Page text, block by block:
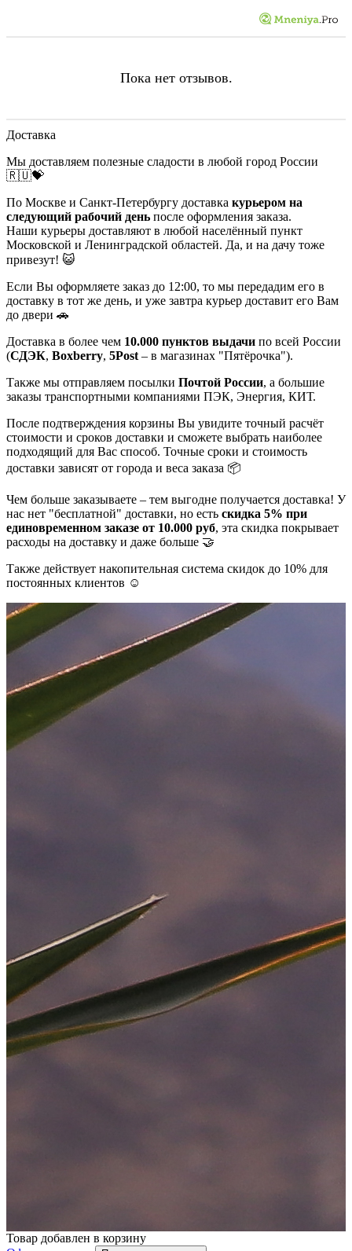
Пока нет отзывов.
Доставка
Мы доставляем полезные сладости в любой город России
🇷🇺💝
По Москве и Санкт-Петербургу доставка курьером на
следующий рабочий день после оформления заказа.
Наши курьеры доставляют в любой населённый пункт
Московской и Ленинградской областей. Да, и на дачу тоже
привезут! 😺
Если Вы оформляете заказ до 12:00, то мы передадим его в
доставку в тот же день, и уже завтра курьер доставит его Вам
до двери 🚗
Доставка в более чем 10.000 пунктов выдачи по всей России
(СДЭК, Boxberry, 5Post – в магазинах "Пятёрочка").
Также мы отправляем посылки Почтой России, а большие
заказы транспортными компаниями ПЭК, Энергия, КИТ.
После подтверждения корзины Вы увидите точный расчёт
стоимости и сроков доставки и сможете выбрать наиболее
подходящий для Вас способ. Точные сроки и стоимость
доставки зависят от города и веса заказа 📦
Чем больше заказываете – тем выгодне получается доставка! У
нас нет "бесплатной" доставки, но есть скидка 5% при
единовременном заказе от 10.000 руб, эта скидка покрывает
расходы на доставку и даже больше 🤝
Также действует накопительная система скидок до 10% для
постоянных клиентов ☺️
Товар добавлен в корзину